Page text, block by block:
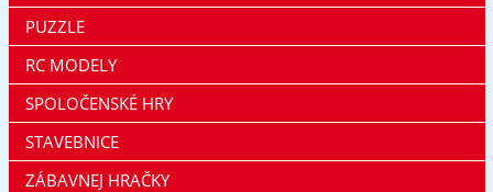
PUZZLE
RC MODELY
SPOLOČENSKÉ HRY
STAVEBNICE
ZÁBAVNEJ HRAČKY